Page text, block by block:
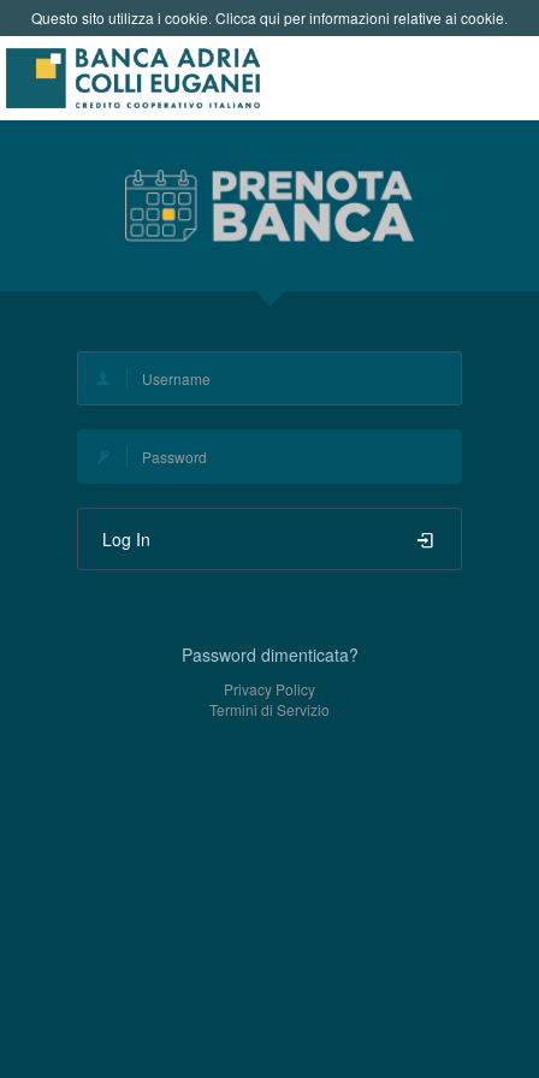
Questo sito utilizza i cookie. Clicca qui per informazioni relative ai cookie.
Log In
Password dimenticata?
Privacy Policy
Termini di Servizio